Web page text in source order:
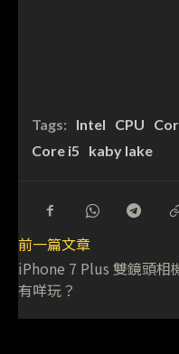
Tags: Intel CPU
Core i5
kaby lake
前一篇文章
iPhone 7 Plus 雙鏡頭相
有咩玩？